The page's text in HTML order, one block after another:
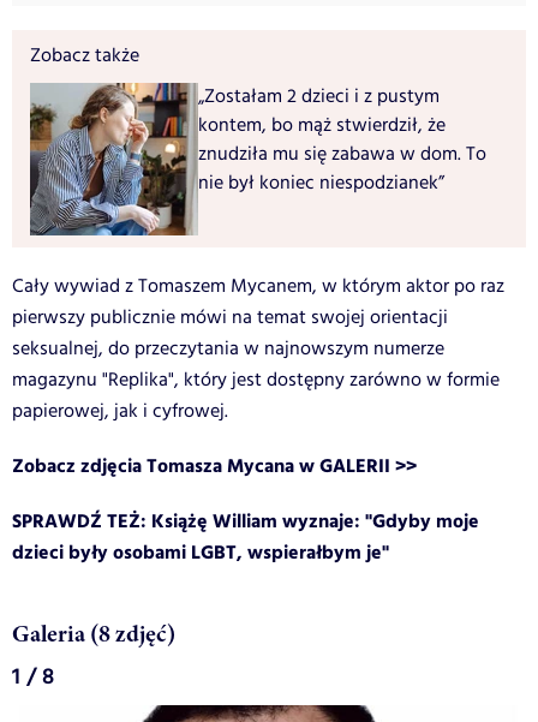
Zobacz także
„Zostałam 2 dzieci i z pustym
kontem, bo mąż stwierdził, że
znudziła mu się zabawa w dom. To
nie był koniec niespodzianek”
Cały wywiad z Tomaszem Mycanem, w którym aktor po raz
pierwszy publicznie mówi na temat swojej orientacji
seksualnej, do przeczytania w najnowszym numerze
magazynu "Replika", który jest dostępny zarówno w formie
papierowej, jak i cyfrowej.
Zobacz zdjęcia Tomasza Mycana w GALERII >>
SPRAWDŹ TEŻ: Książę William wyznaje: "Gdyby moje
dzieci były osobami LGBT, wspierałbym je"
Galeria (8 zdjęć)
1 / 8